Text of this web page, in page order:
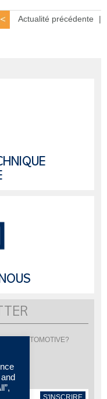
Actualité précédente |
LISI AUTOMOTIVE?
S'INSCRIRE